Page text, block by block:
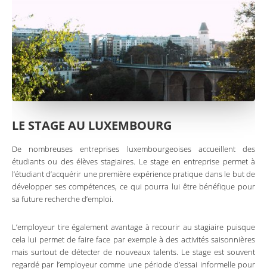
LE STAGE AU LUXEMBOURG
De nombreuses entreprises luxembourgeoises accueillent des
étudiants ou des élèves stagiaires. Le stage en entreprise permet à
l’étudiant d’acquérir une première expérience pratique dans le but de
développer ses compétences, ce qui pourra lui être bénéfique pour
sa future recherche d’emploi.
L’employeur tire également avantage à recourir au stagiaire puisque
cela lui permet de faire face par exemple à des activités saisonnières
mais surtout de détecter de nouveaux talents. Le stage est souvent
regardé par l’employeur comme une période d’essai informelle pour